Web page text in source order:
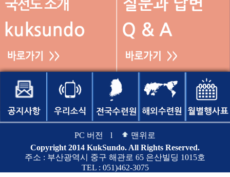
PC 버전 l
맨위로
Copyright 2014 KukSundo. All Rights Reserved.
주소 : 부산광역시 중구 해관로 65 은산빌딩 1015호
TEL : 051)462-3075